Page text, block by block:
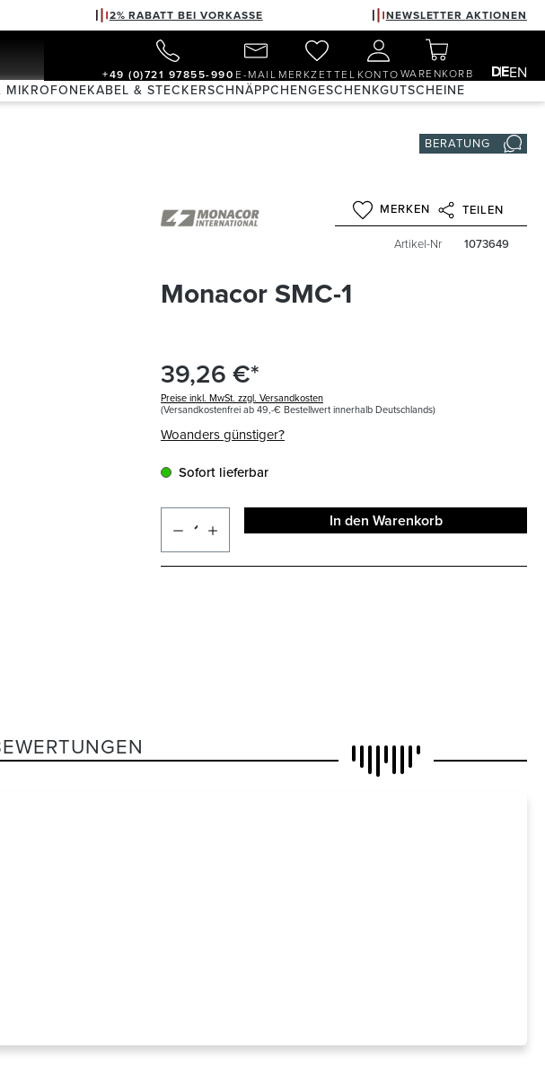
2% RABATT BEI VORKASSE NEWSLETTER AKTIONEN
+49 (0)721 97855-990 E-MAIL MERKZETTEL KONTOWARENKORB DEEN
MIKROFONEKABEL & STECKERSCHNÄPPCHENGESCHENKGUTSCHEINE
BERATUNG
MERKEN TEILEN
Artikel-Nr 1073649
Monacor SMC-1
39,26 €*
Preise inkl. MwSt. zzgl. Versandkosten
(Versandkostenfrei ab 49,-€ Bestellwert innerhalb Deutschlands)
Woanders günstiger?
Sofort lieferbar
In den Warenkorb